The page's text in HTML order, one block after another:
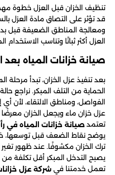
تنظيف الخزان قبل العزل خطوة مهمة
قد تؤثر على التصاق مادة العزل
ومعالجة المناطق الضعيفة قبل
العزل أكثر ثباتًا وتناسب الاستخدام
صيانة خزانات المياه
بعد تنفيذ عزل الخزان، تبدأ مرحلة
الحماية من التلف المبكر. نراجع
الفواصل، ومناطق الالتقاء، لأن
عزل خزان ماء ويجعل الخزان معرضًا
تعتمد صيانة خزانات المياه في
يوضح نقاط الضعف قبل توسعها،
ترك الخزان مكشوفًا. عند ظهور تغير
يصبح التدخل المبكر أقل تكلفة من
تعمل خدمتنا في شركة عزل